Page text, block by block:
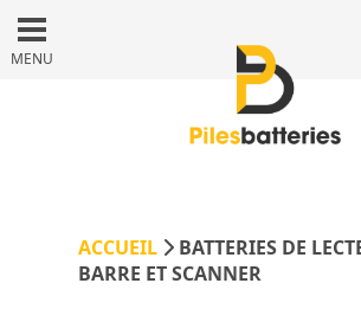
MENU
ACCUEIL
BATTERIES DE
BARRE ET SCANNER